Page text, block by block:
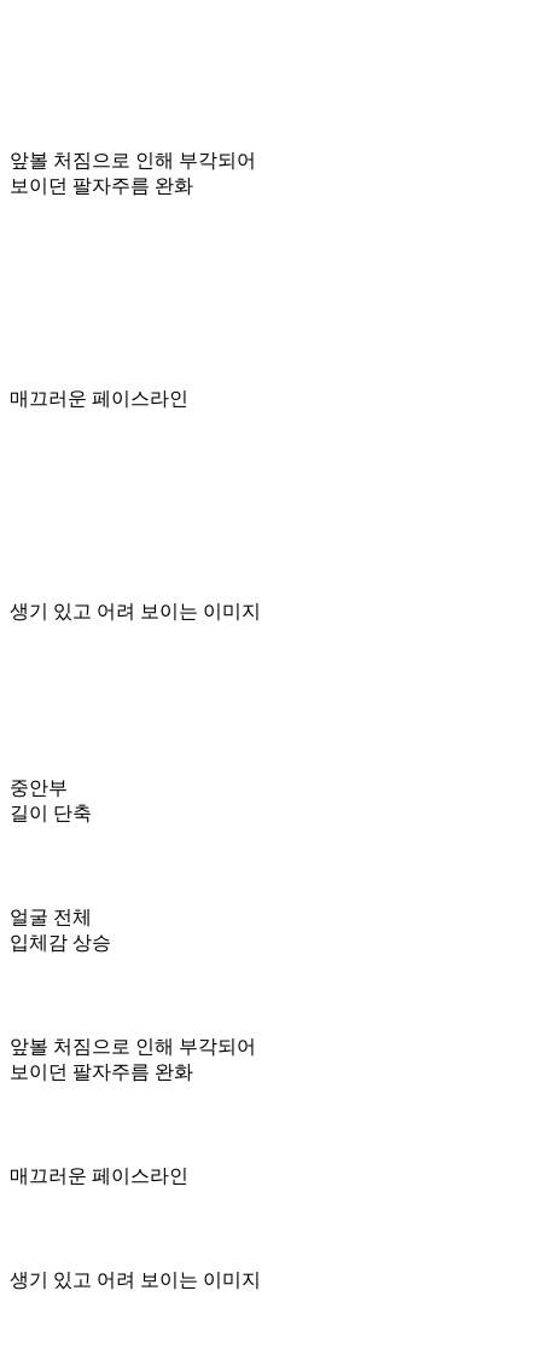
앞볼 처짐으로 인해 부각되어
보이던 팔자주름 완화
매끄러운 페이스라인
생기 있고 어려 보이는 이미지
중안부
길이 단축
얼굴 전체
입체감 상승
앞볼 처짐으로 인해 부각되어
보이던 팔자주름 완화
매끄러운 페이스라인
생기 있고 어려 보이는 이미지